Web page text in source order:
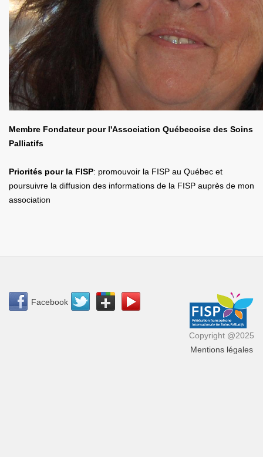
Membre Fondateur pour l'Association Québecoise des Soins
Palliatifs
Priorités pour la FISP: promouvoir la FISP au Québec et
poursuivre la diffusion des informations de la FISP auprès de mon
association
Facebook
Copyright @2025
Mentions légales